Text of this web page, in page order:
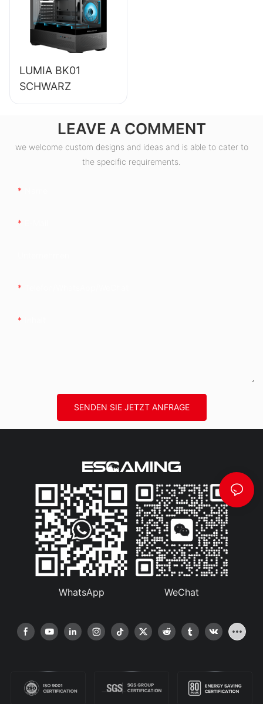
LUMIA BK01
SCHWARZ
LEAVE A COMMENT
we welcome custom designs and ideas and is able to cater to
the specific requirements.
SENDEN SIE JETZT ANFRAGE
WhatsApp WeChat